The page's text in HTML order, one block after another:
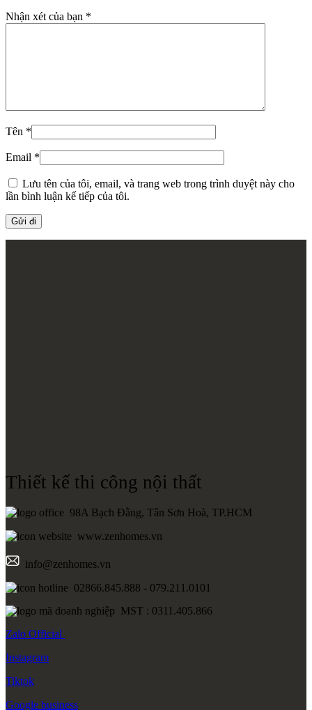
Nhận xét của bạn *
Tên *
Email *
Lưu tên của tôi, email, và trang web trong trình duyệt này cho
lần bình luận kế tiếp của tôi.
Thiết kế thi công nội thất
98A Bạch Đằng, Tân Sơn Hoà, TP.HCM
www.zenhomes.vn
info@zenhomes.vn
02866.845.888 - 079.211.0101
MST : 0311.405.866
Zalo Official
Instagram
Tiktok
Google business